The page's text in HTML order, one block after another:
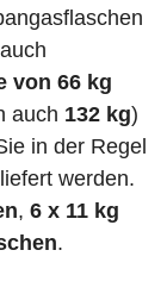
von 66 kg
auch 132 kg)
in der Regel
werden.
, 6 x 11 kg
.